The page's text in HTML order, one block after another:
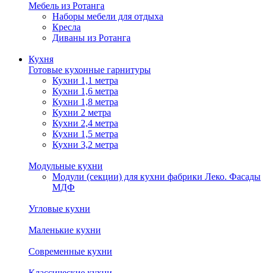
Мебель из Ротанга
Наборы мебели для отдыха
Кресла
Диваны из Ротанга
Кухня
Готовые кухонные гарнитуры
Кухни 1,1 метра
Кухни 1,6 метра
Кухни 1,8 метра
Кухни 2 метра
Кухни 2,4 метра
Кухни 1,5 метра
Кухни 3,2 метра
Модульные кухни
Модули (секции) для кухни фабрики Леко. Фасады
МДФ
Угловые кухни
Маленькие кухни
Современные кухни